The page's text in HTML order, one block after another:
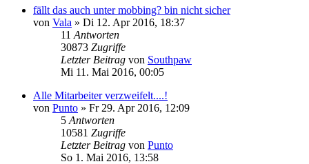
fällt das auch unter mobbing? bin nicht sicher
von Vala » Di 12. Apr 2016, 18:37
11 Antworten
30873 Zugriffe
Letzter Beitrag von Southpaw
Mi 11. Mai 2016, 00:05
Alle Mitarbeiter verzweifelt....!
von Punto » Fr 29. Apr 2016, 12:09
5 Antworten
10581 Zugriffe
Letzter Beitrag von Punto
So 1. Mai 2016, 13:58